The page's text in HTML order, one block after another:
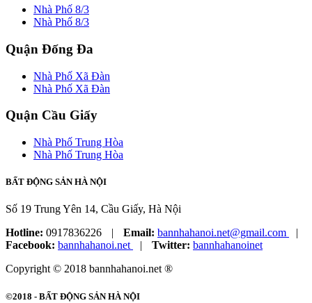
Nhà Phố 8/3
Nhà Phố 8/3
Quận Đống Đa
Nhà Phố Xã Đàn
Nhà Phố Xã Đàn
Quận Cầu Giấy
Nhà Phố Trung Hòa
Nhà Phố Trung Hòa
BẤT ĐỘNG SẢN HÀ NỘI
Số 19 Trung Yên 14, Cầu Giấy, Hà Nội
Hotline: 0917836226 Email: bannhahanoi.net@gmail.com
Facebook: bannhahanoi.net Twitter: bannhahanoinet
Copyright © 2018 bannhahanoi.net ®
©2018 - BẤT ĐỘNG SẢN HÀ NỘI